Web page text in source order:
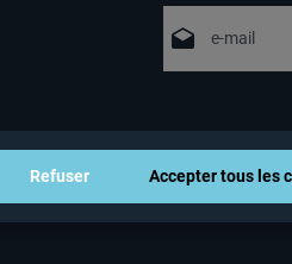
En
confirmez
informations
données
et que vous
required.
Refuser Accepter tous les